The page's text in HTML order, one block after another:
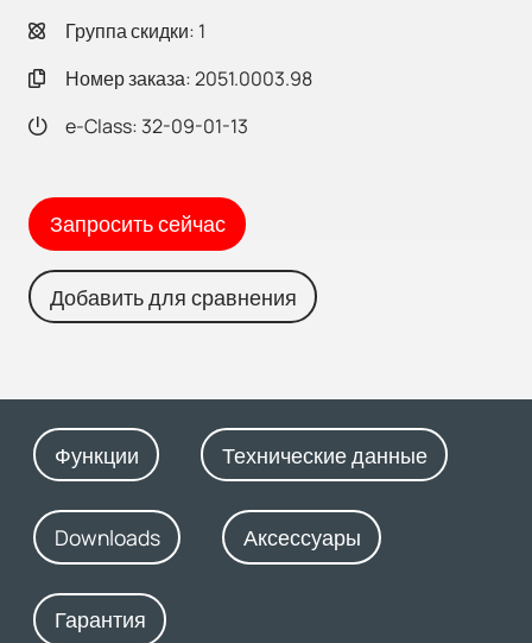
Группа скидки: 1
Номер заказа: 2051.0003.98
e-Class: 32-09-01-13
Запросить сейчас
Добавить для сравнения
Функции Технические данные
Downloads Аксессуары
Гарантия